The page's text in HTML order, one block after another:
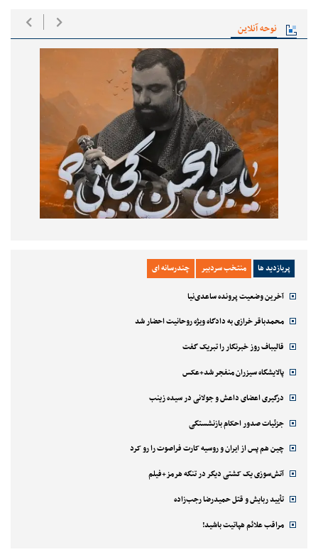
نوحه آنلاین
پربازدید ها منتخب سردبیر چندرسانه ای
آخرین وضعیت پرونده ساعدی‌نیا
محمدباقر خرازی به دادگاه ویژه روحانیت احضار شد
قالیباف روز خبرنگار را تبریک گفت
پالایشگاه سیزران منفجر شد+عکس
درگیری اعضای داعش و جولانی در سیده زینب
جزئیات صدور احکام بازنشستگی
چین هم پس از ایران و روسیه کارت فراصوت را رو کرد
آتش‌سوزی یک کشتی دیگر در تنگه هرمز+فیلم
تأیید ربایش و قتل حمیدرضا رجب‌زاده
مراقب علائم هپاتیت باشید!